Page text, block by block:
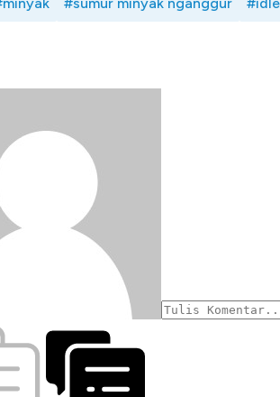
#sumur minyak nganggur